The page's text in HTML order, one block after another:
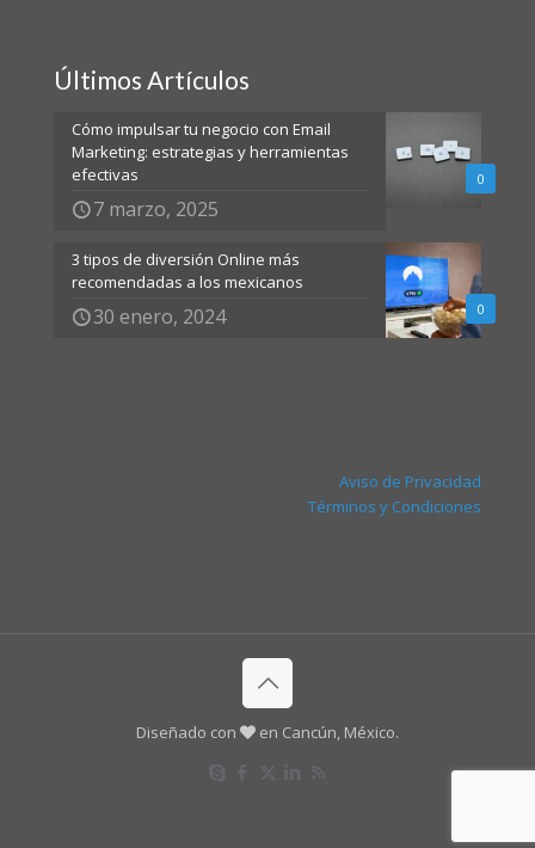
Últimos Artículos
0
Cómo impulsar tu negocio con Email
Marketing: estrategias y herramientas
efectivas
7 marzo, 2025
0
3 tipos de diversión Online más
recomendadas a los mexicanos
30 enero, 2024
Aviso de Privacidad
Términos y Condiciones
Diseñado con en Cancún, México.